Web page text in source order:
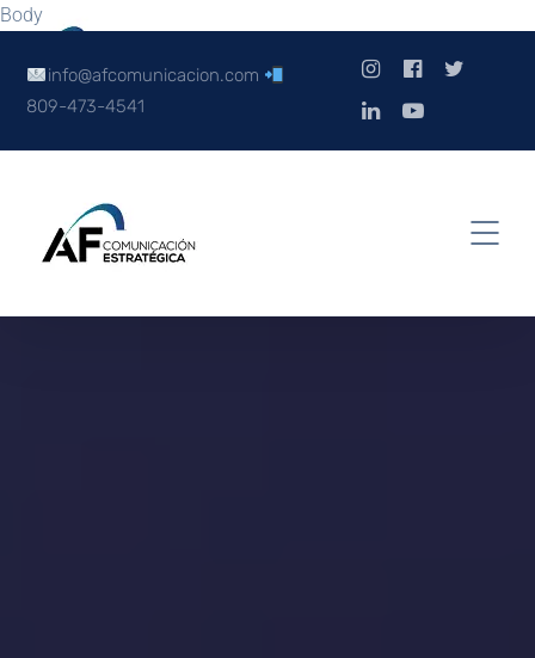
Body
info@afcomunicacion.com
809-473-4541